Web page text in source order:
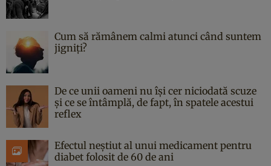
Cum să rămânem calmi atunci când suntem
jigniți?
De ce unii oameni nu își cer niciodată scuze
și ce se întâmplă, de fapt, în spatele acestui
reflex
Efectul neștiut al unui medicament pentru
diabet folosit de 60 de ani